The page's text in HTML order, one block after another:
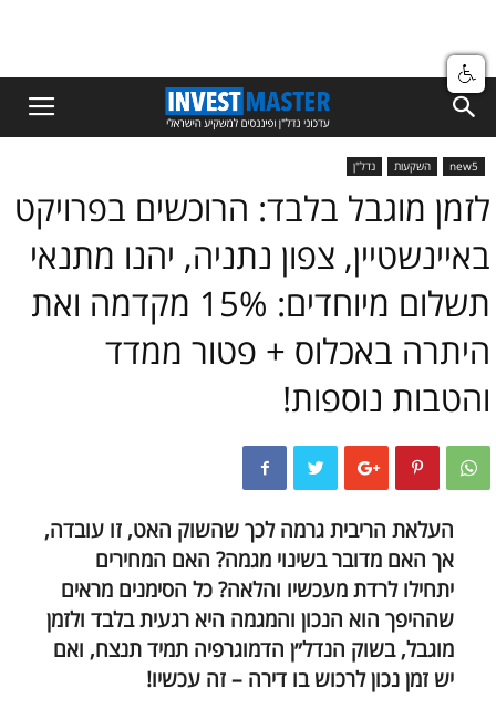
new5 השקעות נדל"ן
לזמן מוגבל בלבד: הרוכשים בפרויקט
באיינשטיין, צפון נתניה, יהנו מתנאי
תשלום מיוחדים: 15% מקדמה ואת
היתרה באכלוס + פטור ממדד
והטבות נוספות!
העלאת הריבית גרמה לכך שהשוק האט, זו עובדה,
אך האם מדובר בשינוי מגמה? האם המחירים
יתחילו לרדת מעכשיו והלאה? כל הסימנים מראים
שההיפך הוא הנכון והמגמה היא רגעית בלבד ולזמן
מוגבל, בשוק הנדל״ן הדמוגרפיה תמיד תנצח, ואם
יש זמן נכון לרכוש בו דירה – זה עכשיו!